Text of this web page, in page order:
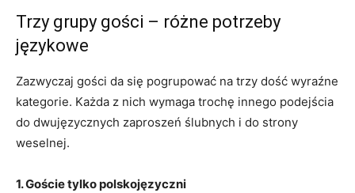
Trzy grupy gości – różne potrzeby
językowe
Zazwyczaj gości da się pogrupować na trzy dość wyraźne
kategorie. Każda z nich wymaga trochę innego podejścia
do dwujęzycznych zaproszeń ślubnych i do strony
weselnej.
1. Goście tylko polskojęzyczni